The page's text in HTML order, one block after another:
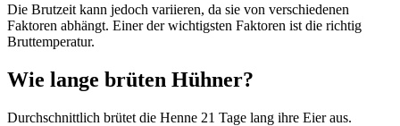
Die Brutzeit kann jedoch variieren, da sie von verschiedenen
Faktoren abhängt. Einer der wichtigsten Faktoren ist die richtig
Bruttemperatur.
Wie lange brüten Hühner?
Durchschnittlich brütet die Henne 21 Tage lang ihre Eier aus.